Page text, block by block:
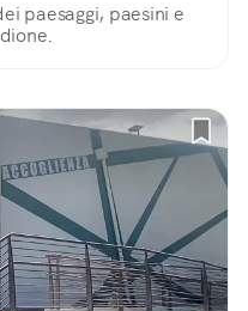
paesaggi, paesini e